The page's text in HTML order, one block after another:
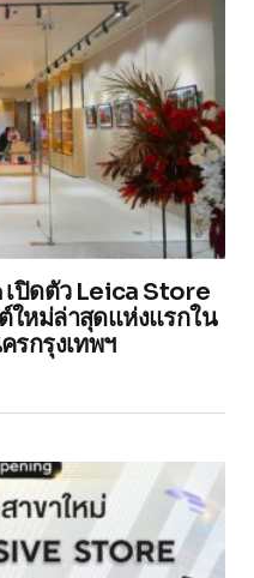
ปิดตัว Leica Store
หม่ล่าสุดแห่งแรกใน
รกรุงเทพฯ